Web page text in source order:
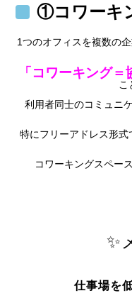
①コワーキ
1つのオフィスを複数の
「コワーキング＝
こ
利用者同士のコミュニ
特にフリーアドレス形
コワーキングスペー
✨
仕事場を